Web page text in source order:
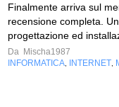
Finalmente arriva sul
recensione completa.
progettazione ed
Da Mischa1987
INFORMATICA
INTERNET